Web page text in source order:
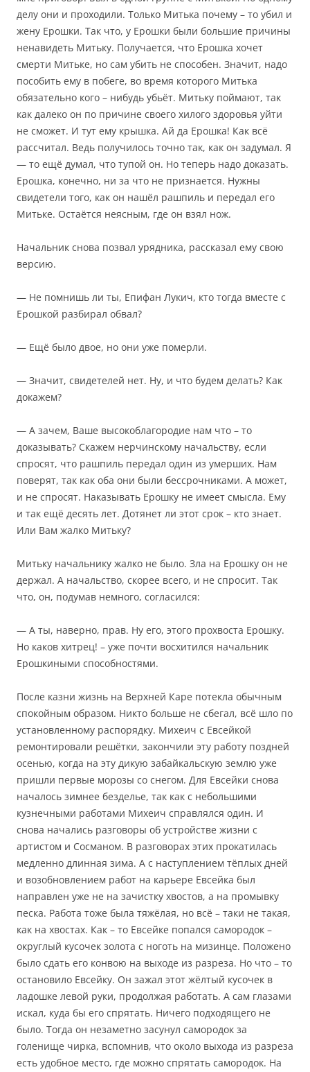
делу они и проходили. Только Митька почему – то убил и
жену Ерошки. Так что, у Ерошки были большие причины
ненавидеть Митьку. Получается, что Ерошка хочет
смерти Митьке, но сам убить не способен. Значит, надо
пособить ему в побеге, во время которого Митька
обязательно кого – нибудь убьёт. Митьку поймают, так
как далеко он по причине своего хилого здоровья уйти
не сможет. И тут ему крышка. Ай да Ерошка! Как всё
рассчитал. Ведь получилось точно так, как он задумал. Я
— то ещё думал, что тупой он. Но теперь надо доказать.
Ерошка, конечно, ни за что не признается. Нужны
свидетели того, как он нашёл рашпиль и передал его
Митьке. Остаётся неясным, где он взял нож.
Начальник снова позвал урядника, рассказал ему свою
версию.
— Не помнишь ли ты, Епифан Лукич, кто тогда вместе с
Ерошкой разбирал обвал?
— Ещё было двое, но они уже померли.
— Значит, свидетелей нет. Ну, и что будем делать? Как
докажем?
— А зачем, Ваше высокоблагородие нам что – то
доказывать? Скажем нерчинскому начальству, если
спросят, что рашпиль передал один из умерших. Нам
поверят, так как оба они были бессрочниками. А может,
и не спросят. Наказывать Ерошку не имеет смысла. Ему
и так ещё десять лет. Дотянет ли этот срок – кто знает.
Или Вам жалко Митьку?
Митьку начальнику жалко не было. Зла на Ерошку он не
держал. А начальство, скорее всего, и не спросит. Так
что, он, подумав немного, согласился:
— А ты, наверно, прав. Ну его, этого прохвоста Ерошку.
Но каков хитрец! – уже почти восхитился начальник
Ерошкиными способностями.
После казни жизнь на Верхней Каре потекла обычным
спокойным образом. Никто больше не сбегал, всё шло по
установленному распорядку. Михеич с Евсейкой
ремонтировали решётки, закончили эту работу поздней
осенью, когда на эту дикую забайкальскую землю уже
пришли первые морозы со снегом. Для Евсейки снова
началось зимнее безделье, так как с небольшими
кузнечными работами Михеич справлялся один. И
снова начались разговоры об устройстве жизни с
артистом и Сосманом. В разговорах этих прокатилась
медленно длинная зима. А с наступлением тёплых дней
и возобновлением работ на карьере Евсейка был
направлен уже не на зачистку хвостов, а на промывку
песка. Работа тоже была тяжёлая, но всё – таки не такая,
как на хвостах. Как – то Евсейке попался самородок –
округлый кусочек золота с ноготь на мизинце. Положено
было сдать его конвою на выходе из разреза. Но что – то
остановило Евсейку. Он зажал этот жёлтый кусочек в
ладошке левой руки, продолжая работать. А сам глазами
искал, куда бы его спрятать. Ничего подходящего не
было. Тогда он незаметно засунул самородок за
голенище чирка, вспомнив, что около выхода из разреза
есть удобное место, где можно спрятать самородок. На